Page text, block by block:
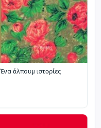
Ένα άλπουμ ιστορίες